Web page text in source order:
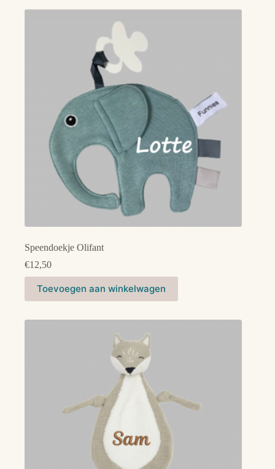
Speendoekje Olifant
€12,50
Toevoegen aan winkelwagen